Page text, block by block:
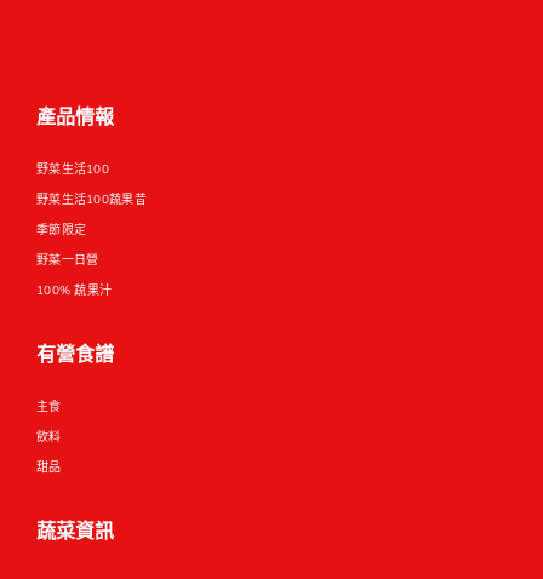
產品情報
野菜生活100
野菜生活100蔬果昔
季節限定
野菜一日營
100% 蔬果汁
有營食譜
主食
飲料
甜品
蔬菜資訊